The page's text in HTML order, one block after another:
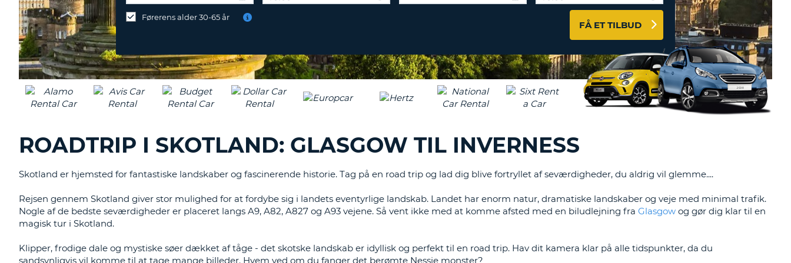
KARAKTERER
ENGELSK
TEGN
MINDST
TEGN
ET
MINDST
ET
NULSTIL
ADGANGSKODE
CANCEL
AGENTER OG
SAMARBEJDSPARTNERE
LOG IND HERE
du
aflevere
anden
destination?
Førerens alder 30-65 år
FÅ ET TILBUD
ROADTRIP I SKOTLAND: GLASGOW TIL INVERNESS
Skotland er hjemsted for fantastiske landskaber og fascinerende historie. Tag på en road trip og lad dig blive fortryllet af seværdigheder, du aldrig vil glemme....
Rejsen gennem Skotland giver stor mulighed for at fordybe sig i landets eventyrlige landskab. Landet har enorm natur, dramatiske landskaber og veje med minimal trafik.
Nogle af de bedste seværdigheder er placeret langs A9, A82, A827 og A93 vejene. Så vent ikke med at komme afsted med en biludlejning fra Glasgow og gør dig klar til en
magisk tur i Skotland.
Klipper, frodige dale og mystiske søer dækket af tåge - det skotske landskab er idyllisk og perfekt til en road trip. Hav dit kamera klar på alle tidspunkter, da du
sandsynligvis vil komme til at tage mange billeder. Hvem ved om du fanger det berømte Nessie monster?